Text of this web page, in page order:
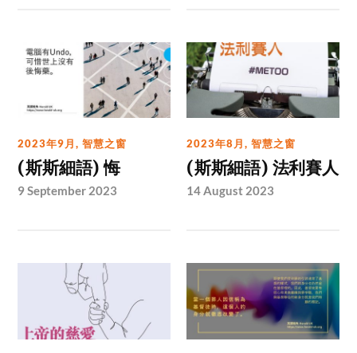
2023年9月,智慧之窗
(斯斯細語) 悔
9 September 2023
2023年8月,智慧之窗
(斯斯細語) 法利賽人
14 August 2023